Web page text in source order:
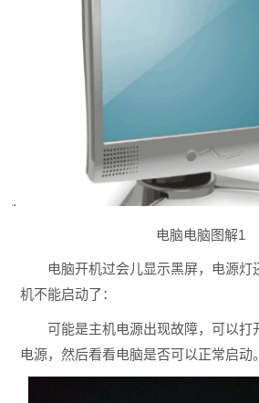
电脑电脑图解1
电脑开机过会儿显示黑屏，电源灯
机不能启动了：
可能是主机电源出现故障，可以打
电源，然后看看电脑是否可以正常启动。